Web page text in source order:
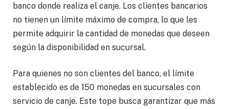
banco donde realiza el canje. Los clientes bancarios
no tienen un límite máximo de compra, lo que les
permite adquirir la cantidad de monedas que deseen
según la disponibilidad en sucursal.
Para quienes no son clientes del banco, el límite
establecido es de 150 monedas en sucursales con
servicio de canje. Este tope busca garantizar que más